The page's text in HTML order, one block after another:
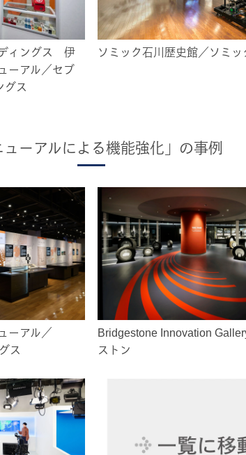
ィングス 伊
ーアル／セブ
グス
ソミック石川歴史館／ソミッ
ューアルによる機能強化」の事例
ーアル／
ス
Bridgestone Innovation
ストン